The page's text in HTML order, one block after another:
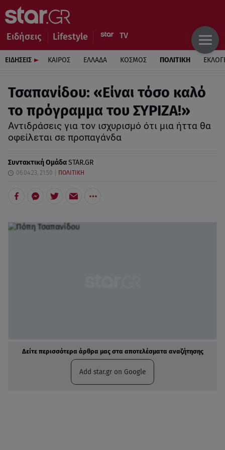
Ειδήσεις Lifestyle
ΕΙΔΗΣΕΙΣ ΚΑΙΡΟΣ ΕΛΛΑΔΑ ΚΟΣΜΟΣ ΠΟΛΙΤΙΚΗ
Τσαπανίδου: «Eίναι τόσο καλό
το πρόγραμμα του ΣΥΡΙΖΑ!»
Αντιδράσεις για τoν ισχυρισμό ότι μια ήττα θα
οφείλεται σε προπαγάνδα
Συντακτική ΟμάδαSTAR.GR
06.04.23, 21:50 ΠΟΛΙΤΙΚΗ
Δείτε περισσότερα άρθρα μας στα αποτελέσματα αναζήτησης
Add star.gr on Google